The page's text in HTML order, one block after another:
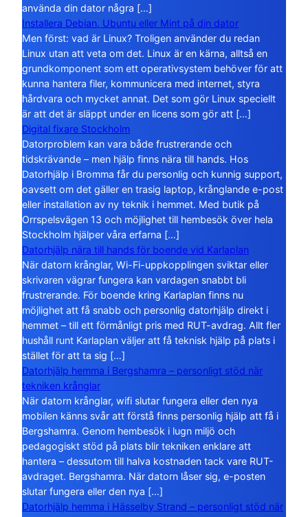
använda din dator några […]
Installera Debian, Ubuntu eller Mint på din dator
Men först: vad är Linux? Troligen använder du redan
Linux utan att veta om det. Linux är en kärna, alltså en
grundkomponent som ett operativsystem behöver för att
kunna hantera filer, kommunicera med internet, styra
hårdvara och mycket annat. Det som gör Linux speciellt
är att det är släppt under en licens som gör att […]
Digital fixare Stockholm
Datorproblem kan vara både frustrerande och
tidskrävande – men hjälp finns nära till hands. Hos
Datorhjälp i Bromma får du personlig och kunnig support,
oavsett om det gäller en trasig laptop, krånglande e-post
eller installation av ny teknik i hemmet. Med butik på
Orrspelsvägen 13 och möjlighet till hembesök över hela
Stockholm hjälper våra erfarna […]
Datorhjälp nära till hands för boende vid Karlaplan
När datorn krånglar, Wi-Fi-uppkopplingen sviktar eller
skrivaren vägrar fungera kan vardagen snabbt bli
frustrerande. För boende kring Karlaplan finns nu
möjlighet att få snabb och personlig datorhjälp direkt i
hemmet – till ett förmånligt pris med RUT-avdrag. Allt fler
hushåll runt Karlaplan väljer att få teknisk hjälp på plats i
stället för att ta sig […]
Datorhjälp hemma i Bergshamra – personligt stöd när
tekniken krånglar
När datorn krånglar, wifi slutar fungera eller den nya
mobilen känns svår att förstå finns personlig hjälp att få i
Bergshamra. Genom hembesök i lugn miljö och
pedagogiskt stöd på plats blir tekniken enklare att
hantera – dessutom till halva kostnaden tack vare RUT-
avdraget. Bergshamra. När datorn låser sig, e-posten
slutar fungera eller den nya […]
Datorhjälp hemma i Hässelby Strand – personligt stöd när